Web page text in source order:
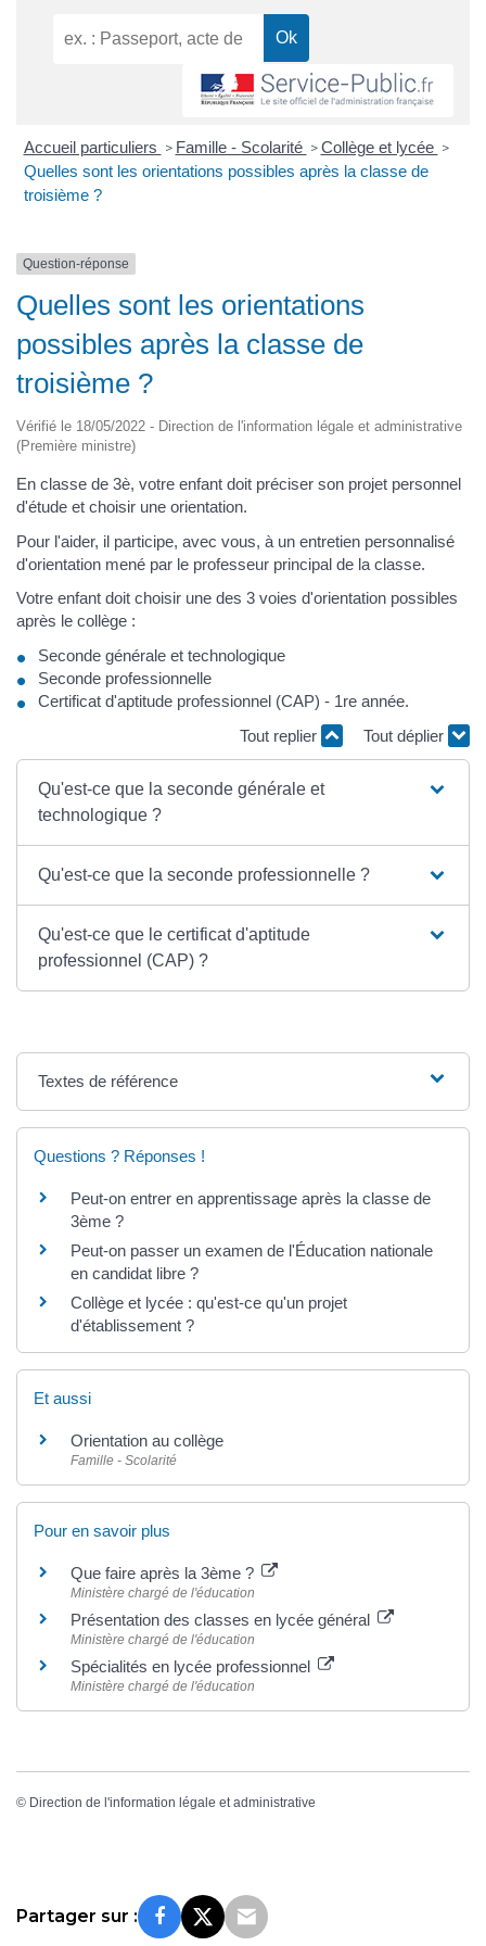
Accueil particuliers > Famille - Scolarité > Collège et lycée >
Quelles sont les orientations possibles après la classe de
troisième ?
Question-réponse
Quelles sont les orientations
possibles après la classe de
troisième ?
Vérifié le 18/05/2022 - Direction de l'information légale et administrative
(Première ministre)
En classe de 3è, votre enfant doit préciser son projet personnel
d'étude et choisir une orientation.
Pour l'aider, il participe, avec vous, à un entretien personnalisé
d'orientation mené par le professeur principal de la classe.
Votre enfant doit choisir une des 3 voies d'orientation possibles
après le collège :
Seconde générale et technologique
Seconde professionnelle
Certificat d'aptitude professionnel (CAP) - 1re année.
Tout replier
Tout déplier
Qu'est-ce que la seconde générale et
technologique ?
Qu'est-ce que la seconde professionnelle ?
Qu'est-ce que le certificat d'aptitude
professionnel (CAP) ?
Textes de référence
Questions ? Réponses !
Peut-on entrer en apprentissage après la classe de
3ème ?
Peut-on passer un examen de l'Éducation nationale
en candidat libre ?
Collège et lycée : qu'est-ce qu'un projet
d'établissement ?
Et aussi
Orientation au collège
Famille - Scolarité
Pour en savoir plus
Que faire après la 3ème ?
Ministère chargé de l'éducation
Présentation des classes en lycée général
Ministère chargé de l'éducation
Spécialités en lycée professionnel
Ministère chargé de l'éducation
© Direction de l'information légale et administrative
Partager sur :